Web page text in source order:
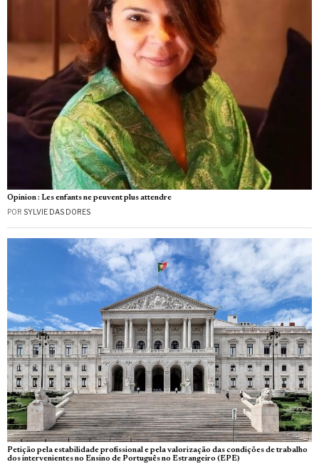
Opinion : Les enfants ne peuvent plus attendre
POR SYLVIE DAS DORES
Petição pela estabilidade profissional e pela valorização das condições de trabalho
dos intervenientes no Ensino de Português no Estrangeiro (EPE)